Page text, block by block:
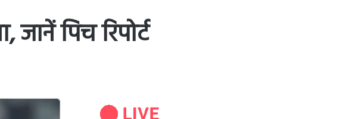
पिच रिपोर्ट